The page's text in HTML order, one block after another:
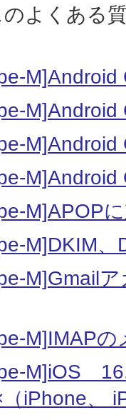
よくある
M]APOP
M]DKIM
M]Gmail
M]IMAP
M]iOS
iPhone、